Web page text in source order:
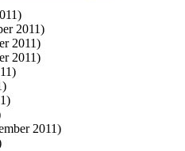
2011)
2011)
2011)
2011)